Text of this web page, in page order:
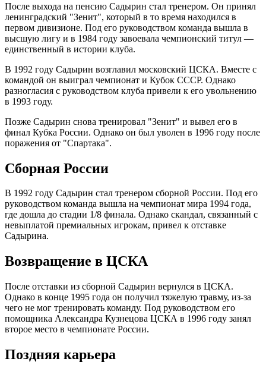
После выхода на пенсию Садырин стал тренером. Он принял
ленинградский "Зенит", который в то время находился в
первом дивизионе. Под его руководством команда вышла в
высшую лигу и в 1984 году завоевала чемпионский титул —
единственный в истории клуба.
В 1992 году Садырин возглавил московский ЦСКА. Вместе с
командой он выиграл чемпионат и Кубок СССР. Однако
разногласия с руководством клуба привели к его увольнению
в 1993 году.
Позже Садырин снова тренировал "Зенит" и вывел его в
финал Кубка России. Однако он был уволен в 1996 году после
поражения от "Спартака".
Сборная России
В 1992 году Садырин стал тренером сборной России. Под его
руководством команда вышла на чемпионат мира 1994 года,
где дошла до стадии 1/8 финала. Однако скандал, связанный с
невыплатой премиальных игрокам, привел к отставке
Садырина.
Возвращение в ЦСКА
После отставки из сборной Садырин вернулся в ЦСКА.
Однако в конце 1995 года он получил тяжелую травму, из-за
чего не мог тренировать команду. Под руководством его
помощника Александра Кузнецова ЦСКА в 1996 году занял
второе место в чемпионате России.
Поздняя карьера